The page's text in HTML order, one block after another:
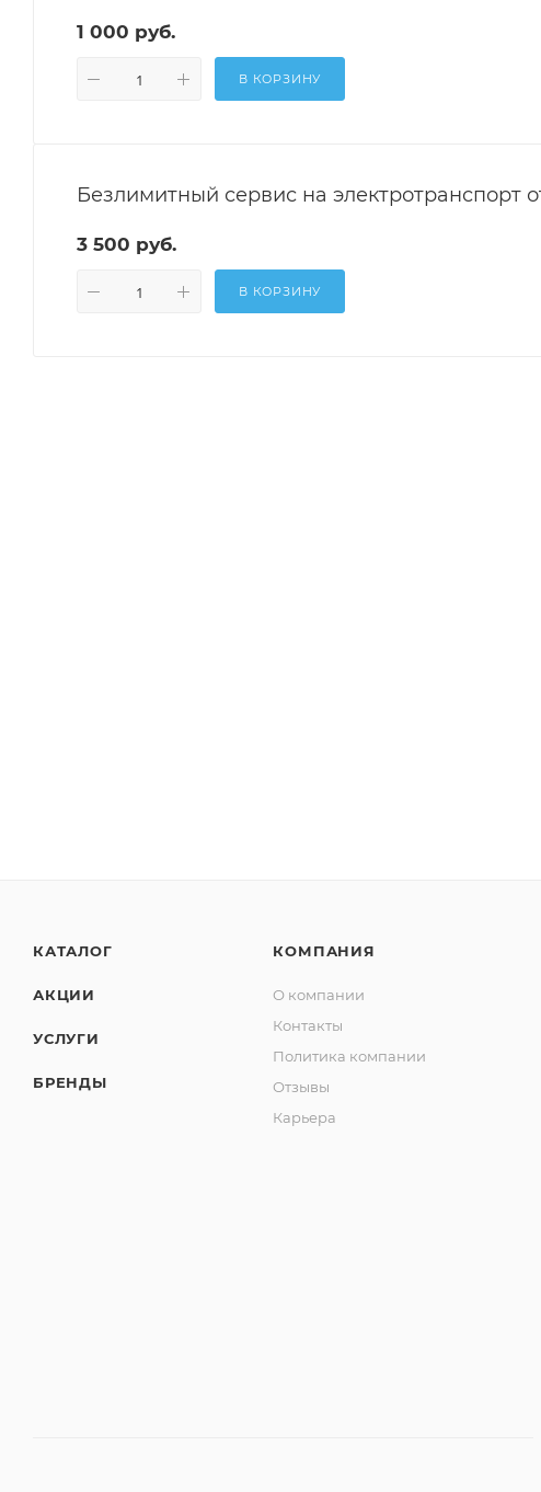
1 000 руб.
В КОРЗИНУ
Безлимитный сервис на электротранспорт
3 500 руб.
В КОРЗИНУ
КАТАЛОГ
АКЦИИ
УСЛУГИ
БРЕНДЫ
КОМПАНИЯ
О компании
Контакты
Политика компании
Отзывы
Карьера